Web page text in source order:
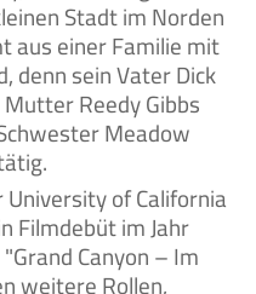
Stadt im Norden
aus einer Familie mit
denn sein Vater Dick
Reedy Gibbs
Meadow
of California
Filmdebüt im Jahr
Canyon – Im